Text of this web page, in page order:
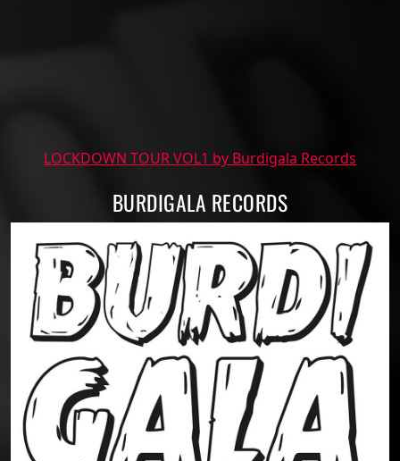
LOCKDOWN TOUR VOL1 by Burdigala Records
BURDIGALA RECORDS